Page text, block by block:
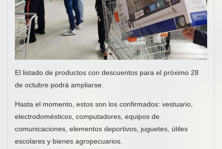
El listado de productos con descuentos para el próximo 28
de octubre podrá ampliarse.
Hasta el momento, estos son los confirmados: vestuario,
electrodomésticos, computadores, equipos de
comunicaciones, elementos deportivos, juguetes, útiles
escolares y bienes agropecuarios.